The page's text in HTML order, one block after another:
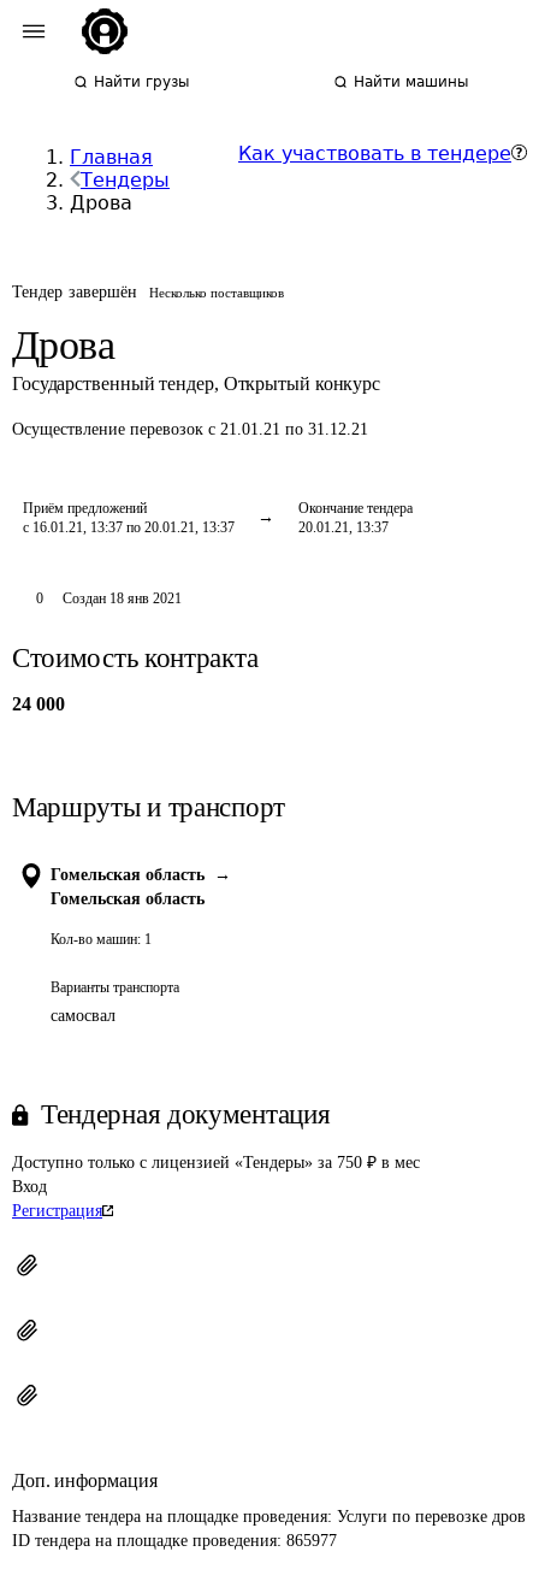
Найти грузы Найти машины
Главная
Тендеры
Дрова
Как участвовать в тендере
Тендер завершён Несколько поставщиков
Дрова
Государственный тендер, Открытый конкурс
Осуществление перевозок с 21.01.21 по 31.12.21
Приём предложений
с 16.01.21, 13:37 по 20.01.21, 13:37
Окончание тендера
20.01.21, 13:37
0 Создан 18 янв 2021
Стоимость контракта
24 000
Маршруты и транспорт
Гомельская область
→
Гомельская область
Кол-во машин: 1
Варианты транспорта
самосвал
Тендерная документация
Доступно только с лицензией «Тендеры» за 750 ₽ в мес
Вход
Регистрация
Доп. информация
Название тендера на площадке проведения: Услуги по перевозке дров
ID тендера на площадке проведения: 865977